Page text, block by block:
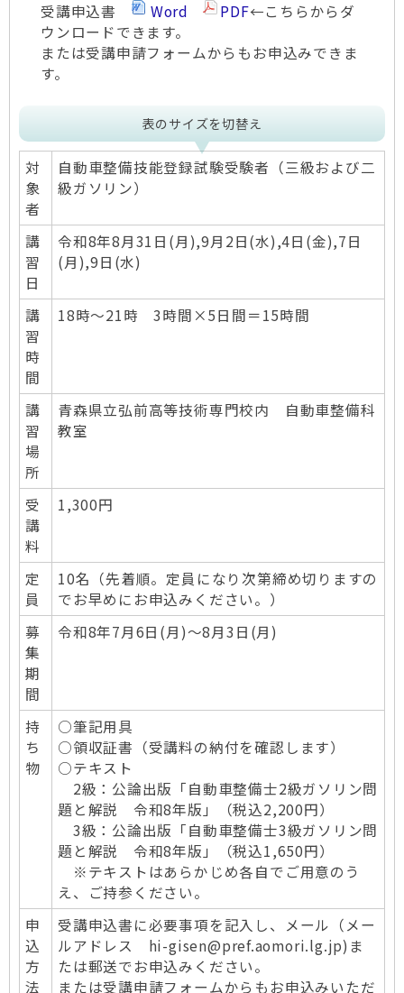
受講申込書 Word PDF←こちらからダ
ウンロードできます。
または受講申請フォームからもお申込みできま
す。
表のサイズを切替え
対
象
者
自動車整備技能登録試験受験者（三級および二
級ガソリン）
講
習
日
令和8年8月31日(月),9月2日(水),4日(金),7日
(月),9日(水)
講
習
時
間
18時～21時 3時間×5日間＝15時間
講
習
場
所
青森県立弘前高等技術専門校内 自動車整備科
教室
受
講
料
1,300円
定
員
10名（先着順。定員になり次第締め切りますの
でお早めにお申込みください。）
募
集
期
間
令和8年7月6日(月)～8月3日(月)
持
ち
物
○筆記用具
○領収証書（受講料の納付を確認します）
○テキスト
2級：公論出版「自動車整備士2級ガソリン問
題と解説 令和8年版」（税込2,200円）
3級：公論出版「自動車整備士3級ガソリン問
題と解説 令和8年版」（税込1,650円）
※テキストはあらかじめ各自でご用意のう
え、ご持参ください。
申
込
方
法
受講申込書に必要事項を記入し、メール（メー
ルアドレス hi-gisen@pref.aomori.lg.jp)ま
たは郵送でお申込みください。
または受講申請フォームからもお申込みいただ